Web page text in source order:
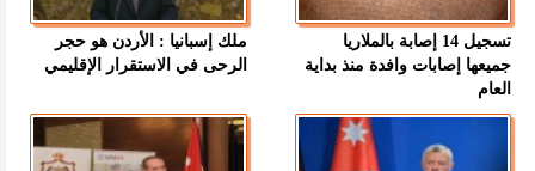
تسجيل 14 إصابة بالملاريا
جميعها إصابات وافدة منذ بداية
العام
ملك إسبانيا : الأردن هو حجر
الرحى في الاستقرار الإقليمي